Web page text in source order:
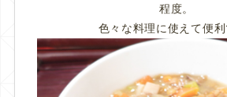
程度。
色々な料理に使えて便利